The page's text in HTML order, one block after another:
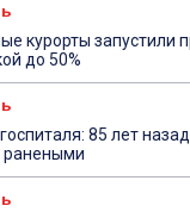
курорты запустили
до 50%
85 лет
ранеными